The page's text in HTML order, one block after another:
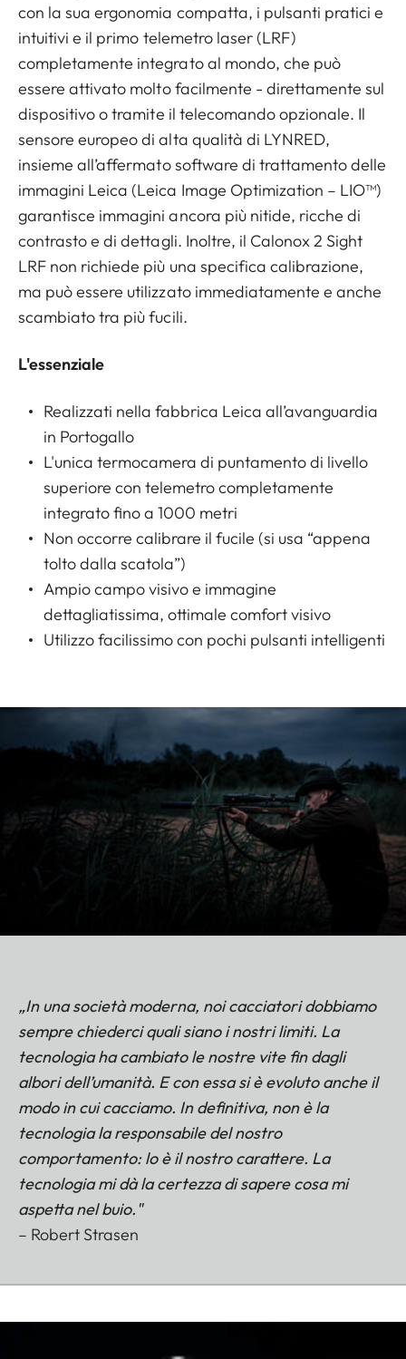
con la sua ergonomia compatta, i pulsanti pratici e
intuitivi e il primo telemetro laser (LRF)
completamente integrato al mondo, che può
essere attivato molto facilmente - direttamente sul
dispositivo o tramite il telecomando opzionale. Il
sensore europeo di alta qualità di LYNRED,
insieme all’affermato software di trattamento delle
immagini Leica (Leica Image Optimization – LIO™)
garantisce immagini ancora più nitide, ricche di
contrasto e di dettagli. Inoltre, il Calonox 2 Sight
LRF non richiede più una specifica calibrazione,
ma può essere utilizzato immediatamente e anche
scambiato tra più fucili.
L'essenziale
Realizzati nella fabbrica Leica all’avanguardia
in Portogallo
L'unica termocamera di puntamento di livello
superiore con telemetro completamente
integrato fino a 1000 metri
Non occorre calibrare il fucile (si usa “appena
tolto dalla scatola”)
Ampio campo visivo e immagine
dettagliatissima, ottimale comfort visivo
Utilizzo facilissimo con pochi pulsanti intelligenti
„In una società moderna, noi cacciatori dobbiamo
sempre chiederci quali siano i nostri limiti. La
tecnologia ha cambiato le nostre vite fin dagli
albori dell’umanità. E con essa si è evoluto anche il
modo in cui cacciamo. In definitiva, non è la
tecnologia la responsabile del nostro
comportamento: lo è il nostro carattere. La
tecnologia mi dà la certezza di sapere cosa mi
aspetta nel buio."
– Robert Strasen